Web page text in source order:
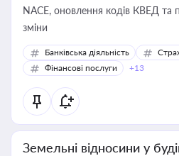
NACE, оновлення кодів КВЕД та
зміни
Банківська діяльність
Фінансові послуги
+13
Земельні відносини у